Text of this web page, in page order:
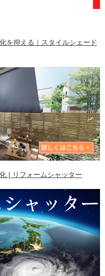
を抑える｜スタイルシェード
| リフォームシャッター